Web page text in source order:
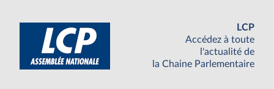
LCP
Accédez à toute
l'actualité de
la Chaine Parlementaire